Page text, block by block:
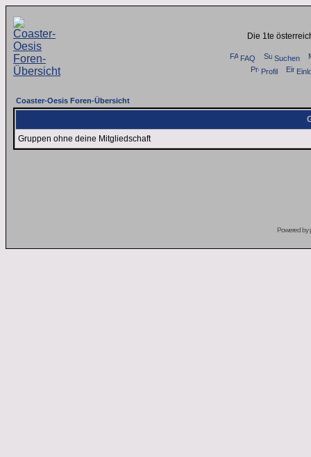
Die 1te
FAQ
Suchen
Profil
Coaster-Oesis Foren-Übersicht
Gruppen ohne deine Mitgliedschaft
Powered by